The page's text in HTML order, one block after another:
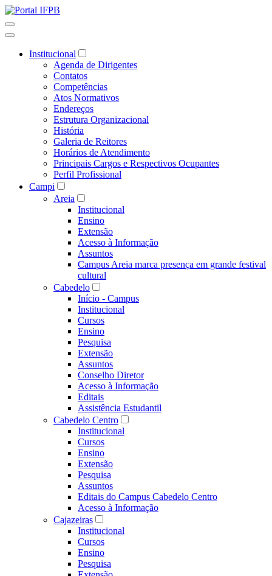
Institucional
Agenda de Dirigentes
Contatos
Competências
Atos Normativos
Endereços
Estrutura Organizacional
História
Galeria de Reitores
Horários de Atendimento
Principais Cargos e Respectivos Ocupantes
Perfil Profissional
Campi
Areia
Institucional
Ensino
Extensão
Acesso à Informação
Assuntos
Campus Areia marca presença em grande festival
cultural
Cabedelo
Início - Campus
Institucional
Cursos
Ensino
Pesquisa
Extensão
Assuntos
Conselho Diretor
Acesso à Informação
Editais
Assistência Estudantil
Cabedelo Centro
Institucional
Cursos
Ensino
Extensão
Pesquisa
Assuntos
Editais do Campus Cabedelo Centro
Acesso à Informação
Cajazeiras
Institucional
Cursos
Ensino
Pesquisa